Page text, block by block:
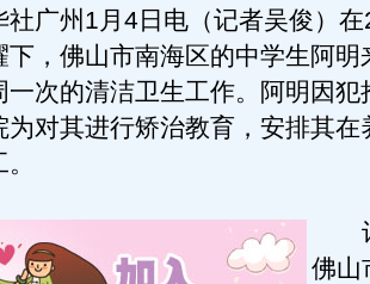
州1月4日电（记者吴俊）在
下，佛山市南海区的中学生阿明
一次的清洁卫生工作。阿明因犯
为对其进行矫治教育，安排其在
记
佛山